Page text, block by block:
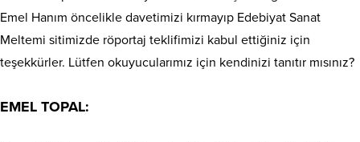
Emel Hanım öncelikle davetimizi kırmayıp Edebiyat Sanat
Meltemi sitimizde röportaj teklifimizi kabul ettiğiniz için
teşekkürler. Lütfen okuyucularımız için kendinizi tanıtır mısınız?
EMEL TOPAL: